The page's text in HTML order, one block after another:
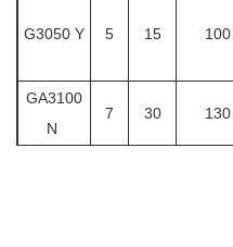
G3050 Y 5 15 100
GA3100
N
7 30 130